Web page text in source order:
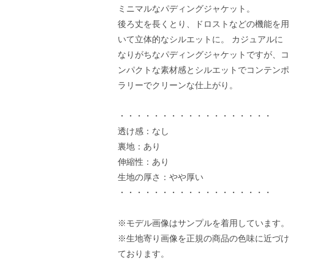
ミニマルなパディングジャケット。
後ろ丈を長くとり、ドロストなどの機能を用
いて立体的なシルエットに。 カジュアルに
なりがちなパディングジャケットですが、コ
ンパクトな素材感とシルエットでコンテンポ
ラリーでクリーンな仕上がり。
・・・・・・・・・・・・・・・・・・
透け感：なし
裏地：あり
伸縮性：あり
生地の厚さ：やや厚い
・・・・・・・・・・・・・・・・・・
※モデル画像はサンプルを着用しています。
※生地寄り画像を正規の商品の色味に近づけ
ております。